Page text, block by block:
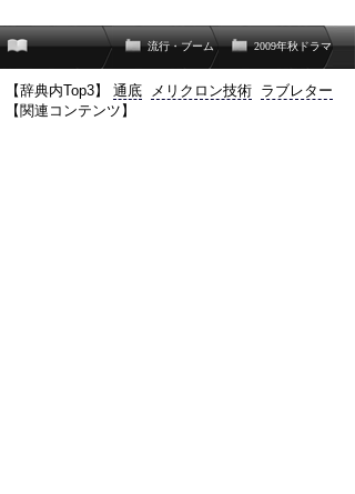
流行・ブーム 2009年秋ドラマ
【辞典内Top3】 通底 メリクロン技術 ラブレター
【関連コンテンツ】